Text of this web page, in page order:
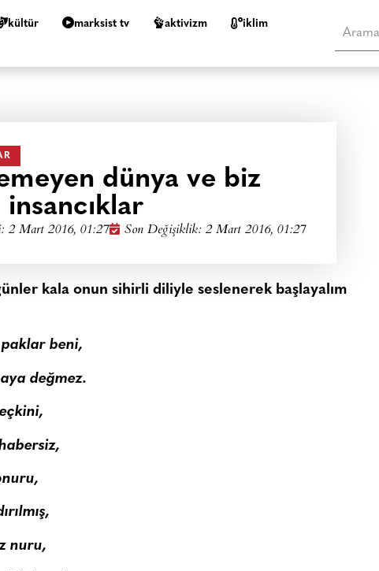
kültür marksist tv aktivizm i̇klim
dünya ve biz
insancıklar
2 Mart 2016, 01:27 Son Değişiklik: 2 Mart 2016, 01:27
kala onun sihirli diliyle seslenerek başlayalım
beni,
değmez.
nuru,